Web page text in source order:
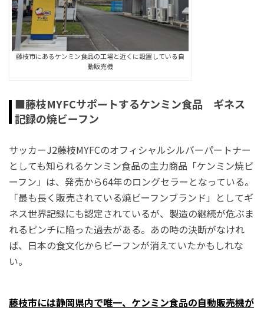
藤枝市にあるケンミン食品の工場と近くに設置している自
動販売機
■藤枝MYFCサポートするケンミン食品 ギネス
記録の焼ビーフン
サッカーJ2藤枝MYFCのオフィシャルシルバーパートナー
としても知られるケンミン食品の主力商品「ケンミン焼ビ
ーフン」は、発売から64年のロングセラーとなっている。
「最も長く販売されている焼ビーフンブランド」としてギ
ネス世界記録にも認定されているが、製造の継続が危ぶま
れるピンチに陥った過去がある。あの時の決断がなけれ
ば、日本の食文化からビーフンが消えていたかもしれな
い。
藤枝市には静岡県内で唯一、ケンミン食品の自動販売機が